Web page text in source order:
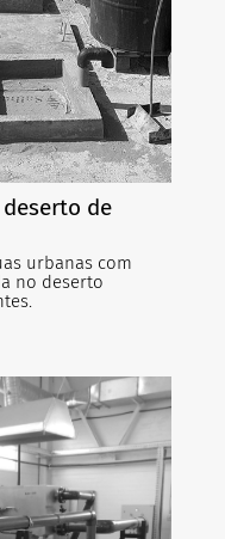
de
urbanas com
no deserto